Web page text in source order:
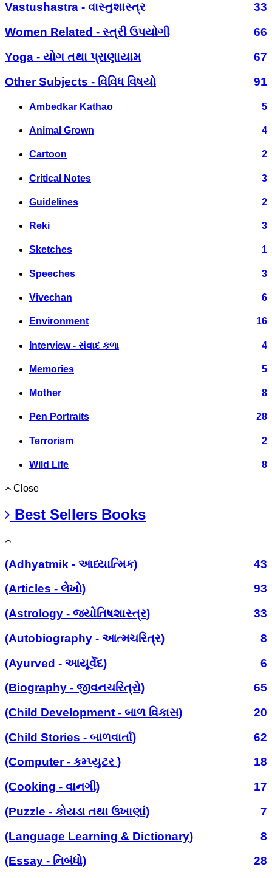
Vastushastra - વાસ્તુશાસ્ત્ર
33
Women Related - સ્ત્રી ઉપયોગી
66
Yoga - યોગ તથા પ્રાણાયામ
67
Other Subjects - વિવિધ વિષયો
91
Ambedkar Kathao 5
Animal Grown 4
Cartoon 2
Critical Notes 3
Guidelines 2
Reki 3
Sketches 1
Speeches 3
Vivechan 6
Environment 16
Interview - સંવાદ કળા 4
Memories 5
Mother 8
Pen Portraits 28
Terrorism 2
Wild Life 8
Close
Best Sellers Books
(Adhyatmik - આધ્યાત્મિક)
43
(Articles - લેખો)
93
(Astrology - જ્યોતિષશાસ્ત્ર)
33
(Autobiography - આત્મચરિત્ર)
8
(Ayurved - આયૂર્વેદ)
6
(Biography - જીવનચરિત્રો)
65
(Child Development - બાળ વિકાસ)
20
(Child Stories - બાળવાર્તા)
62
(Computer - કમ્પ્યુટર )
18
(Cooking - વાનગી)
17
(Puzzle - કોયડા તથા ઉખાણાં)
7
(Language Learning & Dictionary)
8
(Essay - નિબંધો)
28